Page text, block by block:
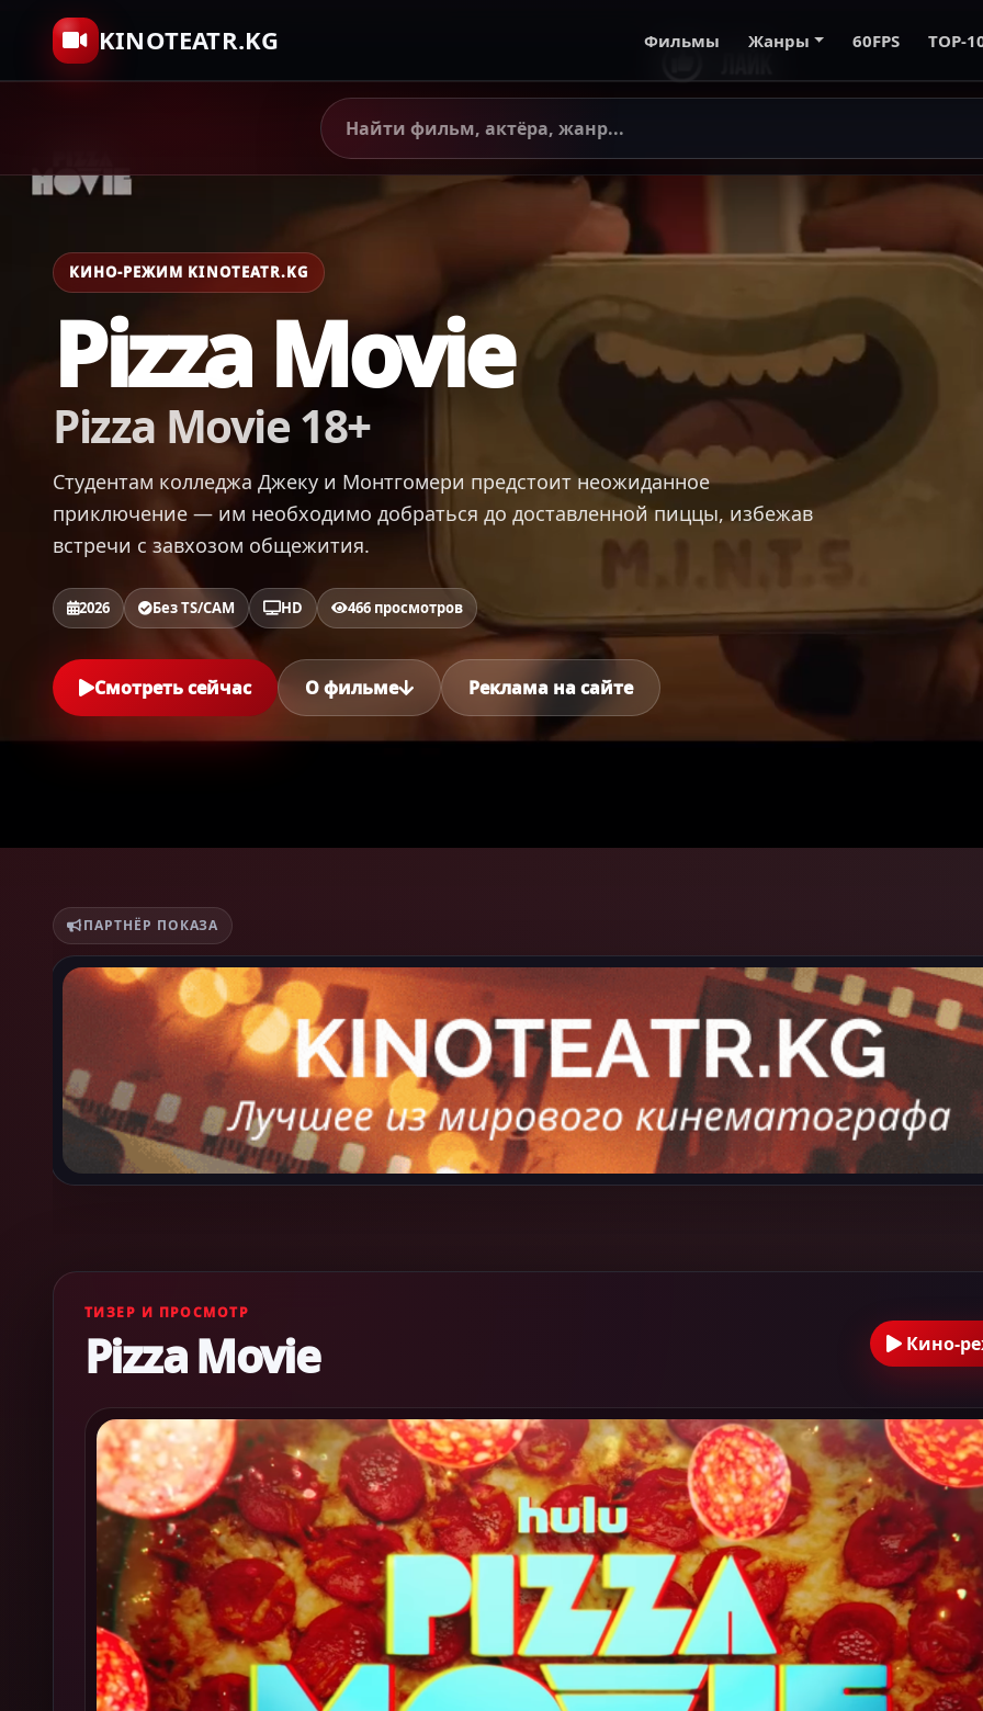
KINOTEATR.KG Фильмы Жанры 60FPS TOP-
КИНО-РЕЖИМ KINOTEATR.KG
Pizza Movie
Pizza Movie 18+
Студентам колледжа Джеку и Монтгомери предстоит неожиданное
приключение — им необходимо добраться до доставленной пиццы, избежав
встречи с завхозом общежития.
2026 Без TS/CAM HD 466 просмотров
Смотреть сейчас О фильме Реклама на сайте
ПАРТНЁР ПОКАЗА
ТИЗЕР И ПРОСМОТР
Pizza Movie Кино-